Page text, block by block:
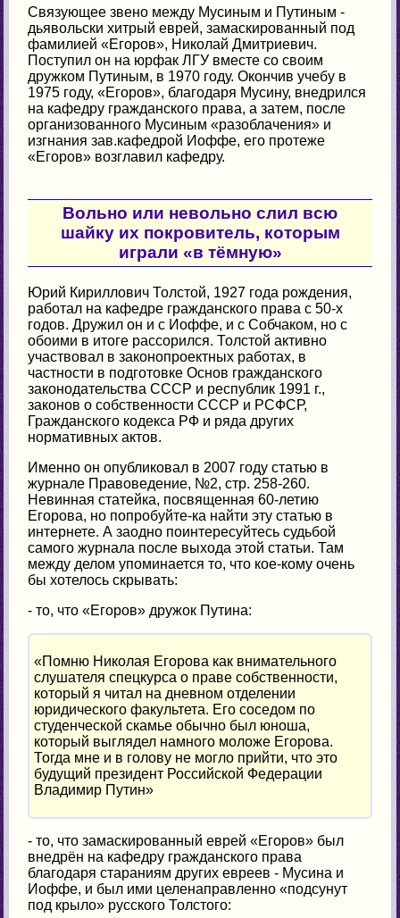
Связующее звено между Мусиным и Путиным -
дьявольски хитрый еврей, замаскированный под
фамилией «Егоров», Николай Дмитриевич.
Поступил он на юрфак ЛГУ вместе со своим
дружком Путиным, в 1970 году. Окончив учебу в
1975 году, «Егоров», благодаря Мусину, внедрился
на кафедру гражданского права, а затем, после
организованного Мусиным «разоблачения» и
изгнания зав.кафедрой Иоффе, его протеже
«Егоров» возглавил кафедру.
Вольно или невольно слил всю
шайку их покровитель, которым
играли «в тёмную»
Юрий Кириллович Толстой, 1927 года рождения,
работал на кафедре гражданского права с 50-х
годов. Дружил он и с Иоффе, и с Собчаком, но с
обоими в итоге рассорился. Толстой активно
участвовал в законопроектных работах, в
частности в подготовке Основ гражданского
законодательства СССР и республик 1991 г.,
законов о собственности СССР и РСФСР,
Гражданского кодекса РФ и ряда других
нормативных актов.
Именно он опубликовал в 2007 году статью в
журнале Правоведение, №2, стр. 258-260.
Невинная статейка, посвященная 60-летию
Егорова, но попробуйте-ка найти эту статью в
интернете. А заодно поинтересуйтесь судьбой
самого журнала после выхода этой статьи. Там
между делом упоминается то, что кое-кому очень
бы хотелось скрывать:
- то, что «Егоров» дружок Путина:
«Помню Николая Егорова как внимательного
слушателя спецкурса о праве собственности,
который я читал на дневном отделении
юридического факультета. Его соседом по
студенческой скамье обычно был юноша,
который выглядел намного моложе Егорова.
Тогда мне и в голову не могло прийти, что это
будущий президент Российской Федерации
Владимир Путин»
- то, что замаскированный еврей «Егоров» был
внедрён на кафедру гражданского права
благодаря стараниям других евреев - Мусина и
Иоффе, и был ими целенаправленно «подсунут
под крыло» русского Толстого: